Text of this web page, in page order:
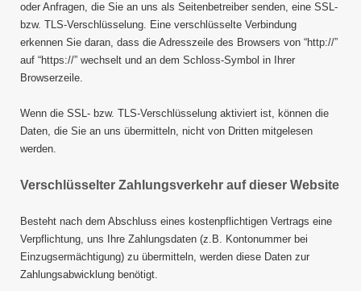
oder Anfragen, die Sie an uns als Seitenbetreiber senden, eine SSL-
bzw. TLS-Verschlüsselung. Eine verschlüsselte Verbindung
erkennen Sie daran, dass die Adresszeile des Browsers von “http://”
auf “https://” wechselt und an dem Schloss-Symbol in Ihrer
Browserzeile.
Wenn die SSL- bzw. TLS-Verschlüsselung aktiviert ist, können die
Daten, die Sie an uns übermitteln, nicht von Dritten mitgelesen
werden.
Verschlüsselter Zahlungsverkehr auf dieser Website
Besteht nach dem Abschluss eines kostenpflichtigen Vertrags eine
Verpflichtung, uns Ihre Zahlungsdaten (z.B. Kontonummer bei
Einzugsermächtigung) zu übermitteln, werden diese Daten zur
Zahlungsabwicklung benötigt.